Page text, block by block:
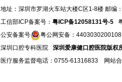
地址：深圳市罗湖火车站大楼C区1-8楼 邮编
工信部ICP备案号： 粤ICP备12058131号-5
公安备案号
粤公网安备：
深圳口腔专科医院
深圳爱康健口腔医院版权
医疗服务监督电话：0755-61316833 网站